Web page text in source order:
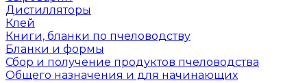
Дистилляторы
Клей
Книги, бланки по пчеловодству
Бланки и формы
Сбор и получение продуктов пчеловодства
Общего назначения и для начинающих